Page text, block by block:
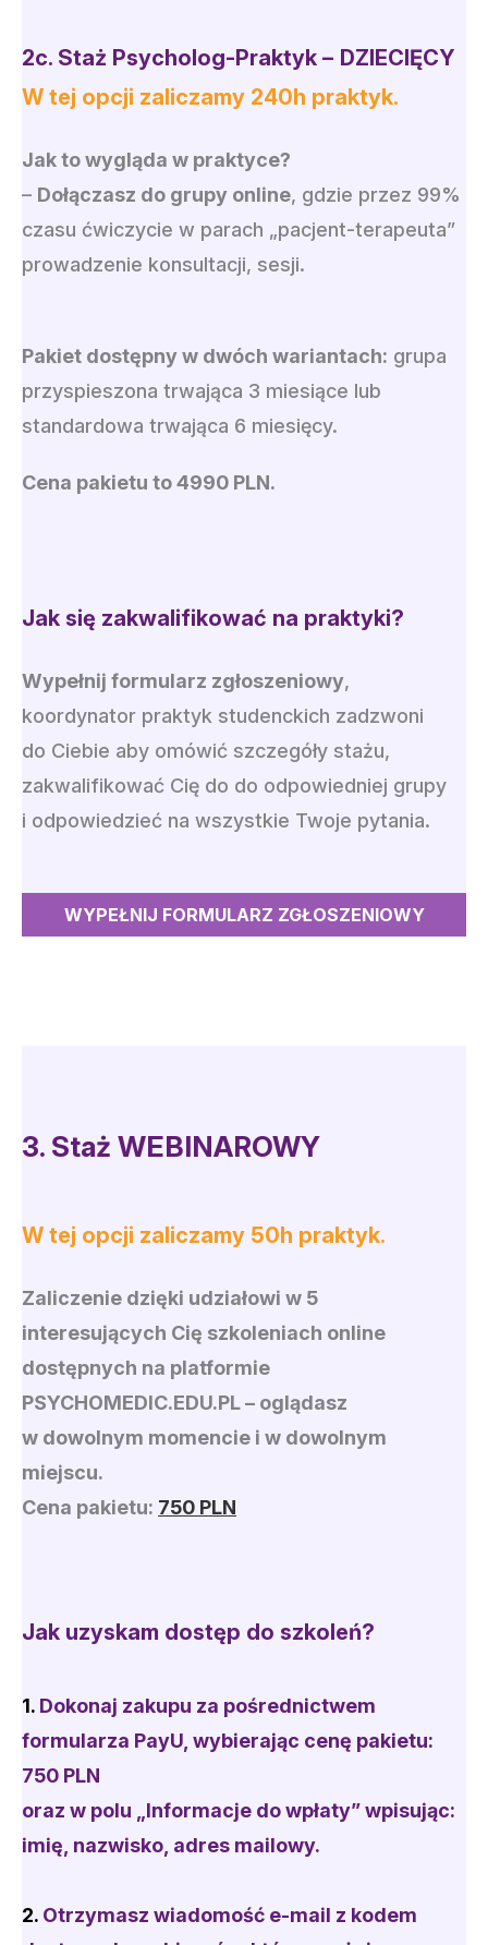
2c. Staż Psycholog-Praktyk – DZIECIĘCY
W tej opcji zaliczamy 240h praktyk.
Jak to wygląda w praktyce?
– Dołączasz do grupy online, gdzie przez 99%
czasu ćwiczycie w parach „pacjent-terapeuta”
prowadzenie konsultacji, sesji.
Pakiet dostępny w dwóch wariantach: grupa
przyspieszona trwająca 3 miesiące lub
standardowa trwająca 6 miesięcy.
Cena pakietu to 4990 PLN.
Jak się zakwalifikować na praktyki?
Wypełnij formularz zgłoszeniowy,
koordynator praktyk studenckich zadzwoni
do Ciebie aby omówić szczegóły stażu,
zakwalifikować Cię do do odpowiedniej grupy
i odpowiedzieć na wszystkie Twoje pytania.
WYPEŁNIJ FORMULARZ ZGŁOSZENIOWY
3. Staż WEBINAROWY
W tej opcji zaliczamy 50h praktyk.
Zaliczenie dzięki udziałowi w 5
interesujących Cię szkoleniach online
dostępnych na platformie
PSYCHOMEDIC.EDU.PL– oglądasz
w dowolnym momencie i w dowolnym
miejscu.
Cena pakietu: 750 PLN
Jak uzyskam dostęp do szkoleń?
1. Dokonaj zakupu za pośrednictwem
formularza PayU , wybierając cenę pakietu:
750 PLN
oraz w polu „Informacje do wpłaty” wpisując:
imię, nazwisko, adres mailowy.
2. Otrzymasz wiadomość e-mail z kodem